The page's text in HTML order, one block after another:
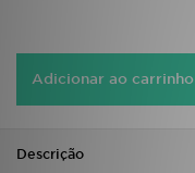
Adicionar ao carrinho
Descrição
FAQs